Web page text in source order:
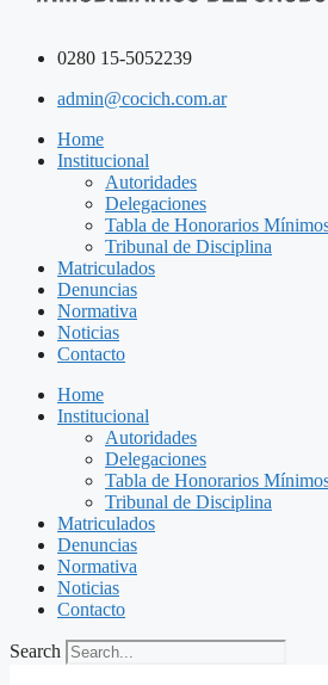
0280 15-5052239
admin@cocich.com.ar
Home
Institucional
Autoridades
Delegaciones
Tabla de Honorarios
Tribunal de Disciplina
Matriculados
Denuncias
Normativa
Noticias
Contacto
Home
Institucional
Autoridades
Delegaciones
Tabla de Honorarios
Tribunal de Disciplina
Matriculados
Denuncias
Normativa
Noticias
Contacto
Search